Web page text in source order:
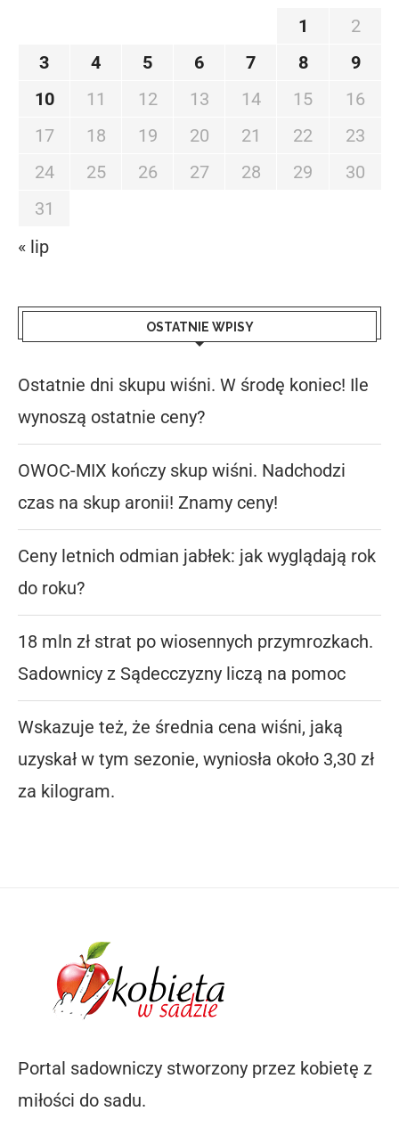
1
2
3
4 5 6 7 8
9
10
11 12 13 14 15
16
17
18 19 20 21 22
23
24
25 26 27 28 29
30
31
« lip
OSTATNIE WPISY
Ostatnie dni skupu wiśni. W środę koniec! Ile
wynoszą ostatnie ceny?
OWOC-MIX kończy skup wiśni. Nadchodzi
czas na skup aronii! Znamy ceny!
Ceny letnich odmian jabłek: jak wyglądają rok
do roku?
18 mln zł strat po wiosennych przymrozkach.
Sadownicy z Sądecczyzny liczą na pomoc
Wskazuje też, że średnia cena wiśni, jaką
uzyskał w tym sezonie, wyniosła około 3,30 zł
za kilogram.
Portal sadowniczy stworzony przez kobietę z
miłości do sadu.